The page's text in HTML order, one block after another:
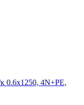
0.6х1250, 4N+PE,